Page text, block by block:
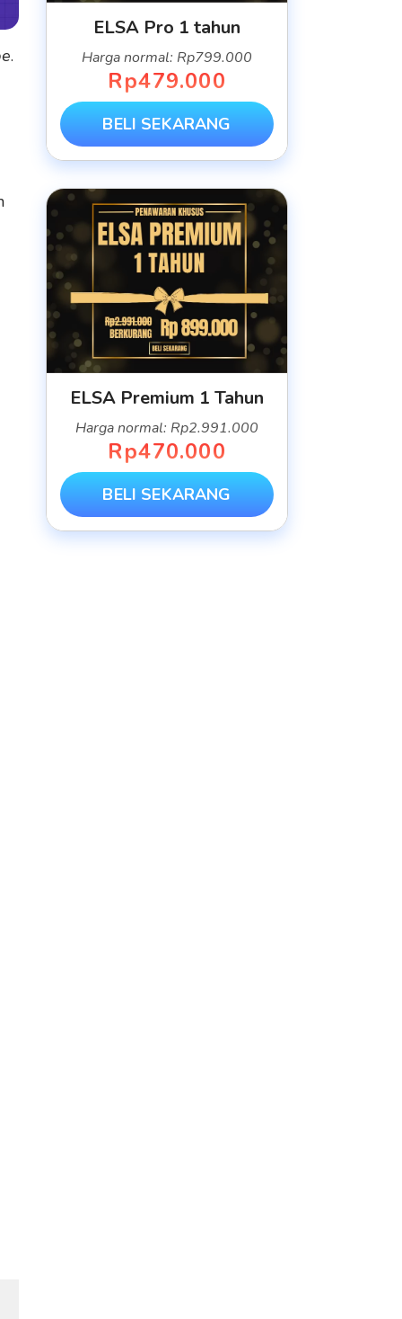
.
ELSA Pro 1 tahun
Harga normal: Rp799.000
Rp479.000
BELI SEKARANG
ELSA Premium 1 Tahun
Harga normal: Rp2.991.000
Rp470.000
BELI SEKARANG